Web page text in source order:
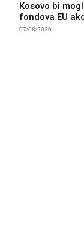
Kosovo bi
fondova EU
07/08/2026